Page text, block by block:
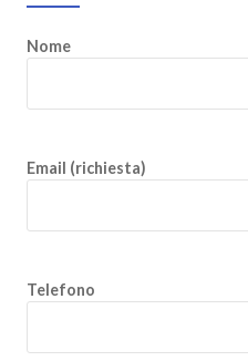
Nome
Email (richiesta)
Telefono